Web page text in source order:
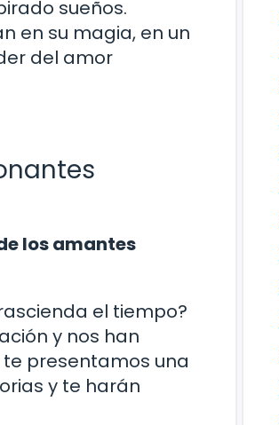
sueños.
en su magia, en un
del amor
los amantes
el tiempo?
y nos han
presentamos una
y te harán